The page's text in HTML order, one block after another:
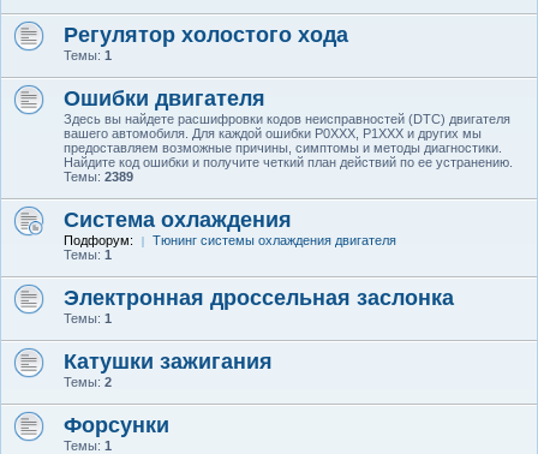
Регулятор холостого хода
Темы: 1
Ошибки двигателя
Здесь вы найдете расшифровки кодов неисправностей (DTC) двигателя
вашего автомобиля. Для каждой ошибки P0XXX, P1XXX и других мы
предоставляем возможные причины, симптомы и методы диагностики.
Найдите код ошибки и получите четкий план действий по ее устранению.
Темы: 2389
Система охлаждения
Подфорум:
Тюнинг системы охлаждения двигателя
Темы: 1
Электронная дроссельная заслонка
Темы: 1
Катушки зажигания
Темы: 2
Форсунки
Темы: 1